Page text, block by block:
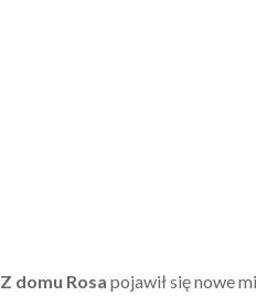
Z domu Rosa pojawił się nowe